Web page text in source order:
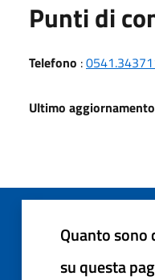
Punti di
Telefono :
Ultimo aggiornamento
Quanto
su questa